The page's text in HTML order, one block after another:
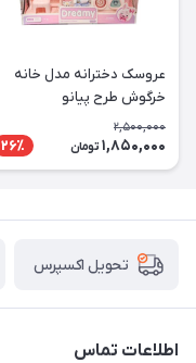
عروسک دخترانه مدل خانه
خرگوش طرح پیانو
2,500,000
1,850,000 تومان 26٪
تحویل اکسپرس
اطلاعات تماس